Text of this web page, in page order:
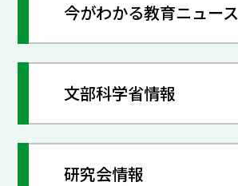
今がわかる教育ニュース
文部科学省情報
研究会情報